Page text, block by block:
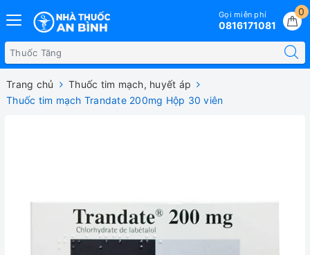
0
Gọi miễn phí
0816171081
Trang chủ
Thuốc tim mạch, huyết áp
Thuốc tim mạch Trandate 200mg Hộp 30 viên